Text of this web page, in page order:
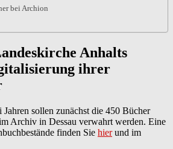
bei Archion
Anhalts
ihrer
sollen zunächst die 450 Bücher
Archiv in Dessau verwahrt werden. Eine
finden Sie hierund im